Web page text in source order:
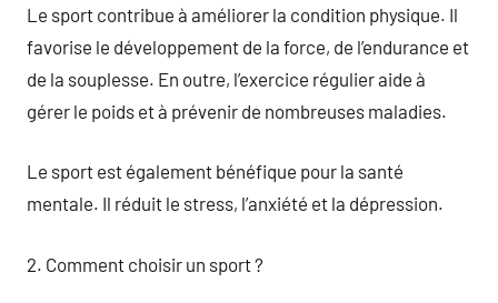
Le sport contribue à améliorer la condition physique. Il
favorise le développement de la force, de l’endurance et
de la souplesse. En outre, l’exercice régulier aide à
gérer le poids et à prévenir de nombreuses maladies.
Le sport est également bénéfique pour la santé
mentale. Il réduit le stress, l’anxiété et la dépression.
2. Comment choisir un sport ?